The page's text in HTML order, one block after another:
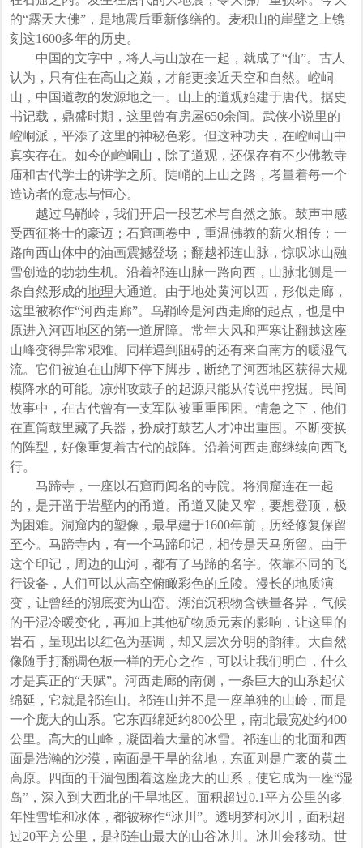
的“露天大佛”，是地震后重新修缮的。麦积山的崖壁之上镌
刻这1600多年的历史。
中国的文字中，将人与山放在一起，就成了“仙”。古人
认为，只有住在高山之巅，才能更接近天空和自然。崆峒
山，中国道教的发源地之一。山上的道观始建于唐代。据史
书记载，鼎盛时期，这里曾有房屋650余间。武侠小说里的
崆峒派，平添了这里的神秘色彩。但这种功夫，在崆峒山中
真实存在。如今的崆峒山，除了道观，还保存有不少佛教寺
庙和古代学士的讲学之所。陡峭的上山之路，考量着每一个
造访者的意志与恒心。
越过乌鞘岭，我们开启一段艺术与自然之旅。鼓声中感
受西征将士的豪迈；石窟画卷中，重温佛教的薪火相传；一
路向西山体中的油画震撼登场；翻越祁连山脉，惊叹冰山融
雪创造的勃勃生机。沿着祁连山脉一路向西，山脉北侧是一
条自然形成的地理大通道。由于地处黄河以西，形似走廊，
这里被称作“河西走廊”。乌鞘岭是河西走廊的起点，也是中
原进入河西地区的第一道屏障。常年大风和严寒让翻越这座
山峰变得异常艰难。同样遇到阻碍的还有来自南方的暖湿气
流。它们被迫在山脚下停下脚步，断绝了河西地区获得大规
模降水的可能。凉州攻鼓子的起源只能从传说中挖掘。民间
故事中，在古代曾有一支军队被重重围困。情急之下，他们
在直筒鼓里藏了兵器，扮成打鼓艺人才冲出重围。不断变换
的阵型，好像重复着古代的战阵。沿着河西走廊继续向西飞
行。
马蹄寺，一座以石窟而闻名的寺院。将洞窟连在一起
的，是开凿于岩壁内的甬道。甬道又陡又窄，要想登顶，极
为困难。洞窟内的塑像，最早建于1600年前，历经修复保留
至今。马蹄寺内，有一个马蹄印记，相传是天马所留。由于
这个印记，周边的山河，都有了马蹄的名字。依靠不同的飞
行设备，人们可以从高空俯瞰彩色的丘陵。漫长的地质演
变，让曾经的湖底变为山峦。湖泊沉积物含铁量各异，气候
的干湿冷暖变化，再加上其他矿物质元素的影响，让这里的
岩石，呈现出以红色为基调，却又层次分明的韵律。大自然
像随手打翻调色板一样的无心之作，可以让我们明白，什么
才是真正的“天赋”。河西走廊的南侧，一条巨大的山系起伏
绵延，它就是祁连山。祁连山并不是一座单独的山岭，而是
一个庞大的山系。它东西绵延约800公里，南北最宽处约400
公里。高大的山峰，凝固着大量的冰雪。祁连山的北面和西
面是浩瀚的沙漠，南面是干旱的盆地，东面则是广袤的黄土
高原。四面的干涸包围着这座庞大的山系，使它成为一座“湿
岛”，深入到大西北的干旱地区。面积超过0.1平方公里的多
年性雪堆和冰体，都被称作“冰川”。透明梦柯冰川，面积超
过20平方公里，是祁连山最大的山谷冰川。冰川会移动。世